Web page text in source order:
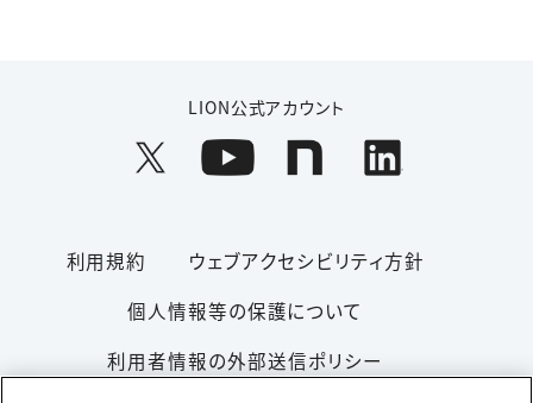
LION公式アカウント
利用規約
ウェブアクセシビリティ方針
個人情報等の保護について
利用者情報の外部送信ポリシー